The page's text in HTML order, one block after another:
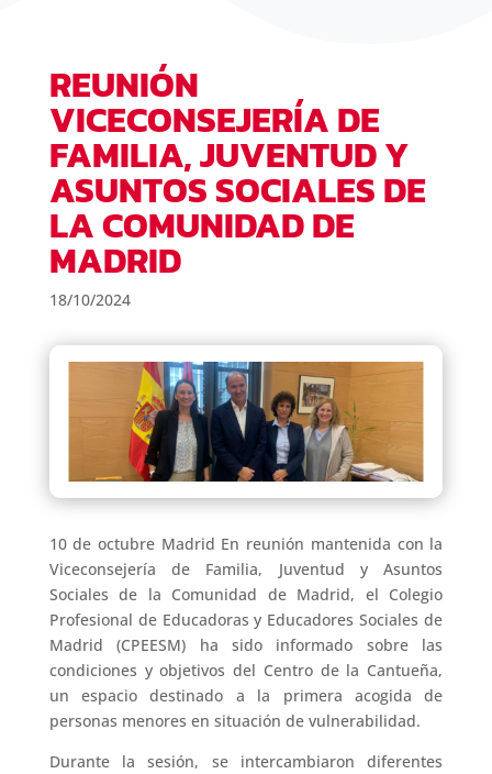
REUNIÓN
VICECONSEJERÍA DE
FAMILIA, JUVENTUD Y
ASUNTOS SOCIALES DE
LA COMUNIDAD DE
MADRID
18/10/2024
10 de octubre Madrid En reunión mantenida con la
Viceconsejería de Familia, Juventud y Asuntos
Sociales de la Comunidad de Madrid, el Colegio
Profesional de Educadoras y Educadores Sociales de
Madrid (CPEESM) ha sido informado sobre las
condiciones y objetivos del Centro de la Cantueña,
un espacio destinado a la primera acogida de
personas menores en situación de vulnerabilidad.
Durante la sesión, se intercambiaron diferentes